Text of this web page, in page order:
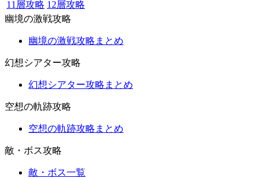
11層攻略 12層攻略
幽境の激戦攻略
幽境の激戦攻略まとめ
幻想シアター攻略
幻想シアター攻略まとめ
空想の軌跡攻略
空想の軌跡攻略まとめ
敵・ボス攻略
敵・ボス一覧